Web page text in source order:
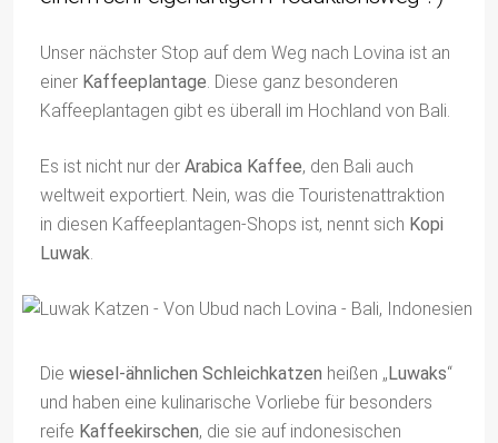
Unser nächster Stop auf dem Weg nach Lovina ist an
einer Kaffeeplantage. Diese ganz besonderen
Kaffeeplantagen gibt es überall im Hochland von Bali.
Es ist nicht nur der Arabica Kaffee, den Bali auch
weltweit exportiert. Nein, was die Touristenattraktion
in diesen Kaffeeplantagen-Shops ist, nennt sich Kopi
Luwak.
Die wiesel-ähnlichen Schleichkatzen heißen „Luwaks“
und haben eine kulinarische Vorliebe für besonders
reife Kaffeekirschen, die sie auf indonesischen